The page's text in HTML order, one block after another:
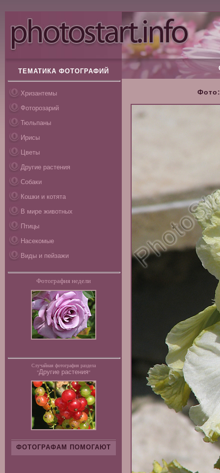
ТЕМАТИКА ФОТОГРАФИЙ
Хризантемы
Фоторозарий
Тюльпаны
Ирисы
Цветы
Другие растения
Собаки
Кошки и котята
В мире животных
Птицы
Насекомые
Виды и пейзажи
Фотография недели
Случайная фотография раздела
"Другие растения"
ФОТОГРАФАМ ПОМОГАЮТ